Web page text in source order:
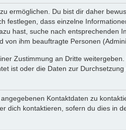
ermöglichen. Du bist dir daher
festlegen, dass einzelne
hast, suche nach entsprechenden
ihm beauftragte Personen
Zustimmung an Dritte
ist oder die Daten zur
Kontaktdaten zu
dich kontaktieren, sofern du dies in